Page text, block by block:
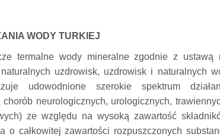
WODY TURKIEJ
termalne wody mineralne zgodnie z ustawą
uzdrowisk, uzdrowisk i naturalnych
udowodnione szerokie spektrum
neurologicznych, urologicznych,
ze względu na wysoką zawartość
o całkowitej zawartości rozpuszczonych